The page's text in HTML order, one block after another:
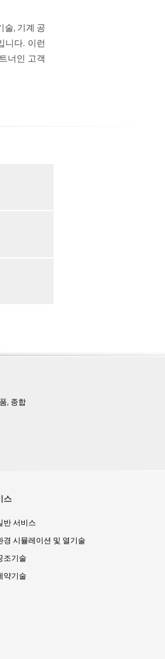
술, 기계 공
니다. 이런
너인 고객
, 종합
스
반 서비스
경 시뮬레이션 및 열기술
조기술
약기술